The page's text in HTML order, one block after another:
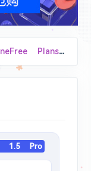
Plans
前的Windows快了200% ! 绝了
消息同步功能。
1.5 Pro